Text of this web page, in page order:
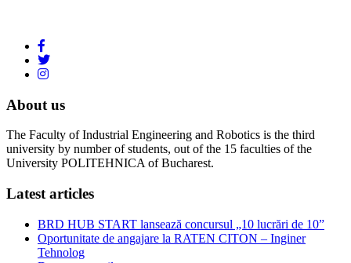
About us
The Faculty of Industrial Engineering and Robotics is the third
university by number of students, out of the 15 faculties of the
University POLITEHNICA of Bucharest.
Latest articles
BRD HUB START lansează concursul „10 lucrări de 10”
Oportunitate de angajare la RATEN CITON – Inginer
Tehnolog